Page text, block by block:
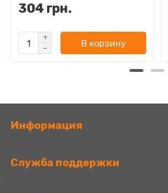
304 грн.
В корзину
Информация
Служба поддержки